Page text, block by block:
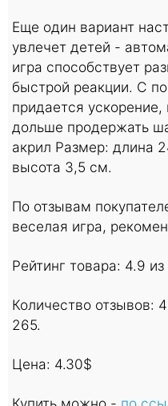
Еще один вариант
увлечет детей -
игра способствует
быстрой реакции. С
придается
дольше продержать
акрил Размер: длина
высота 3,5 см.
По отзывам
веселая игра,
Рейтинг товара: 4.9
Количество отзывов:
265.
Цена: 4.30$